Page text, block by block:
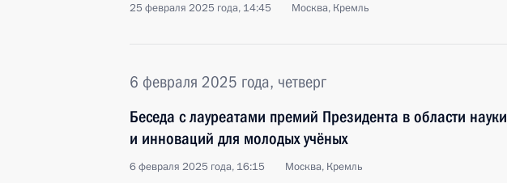
25 февраля 2025 года, 14:45 Москва, Кремль
6 февраля 2025 года, четверг
Беседа с лауреатами премий Президента в области науки
и инноваций для молодых учёных
6 февраля 2025 года, 16:15 Москва, Кремль